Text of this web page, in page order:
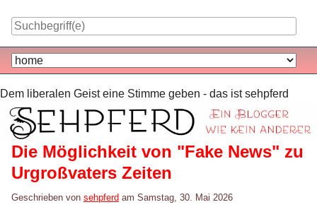
Navigation
Dem liberalen Geist eine Stimme geben - das ist sehpferd
Die Möglichkeit von "Fake News" zu
Urgroßvaters Zeiten
Geschrieben von sehpferd am Samstag, 30. Mai 2026